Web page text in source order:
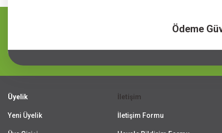
Ödeme
Üyelik
Yeni Üyelik
İletişim
İletişim Formu